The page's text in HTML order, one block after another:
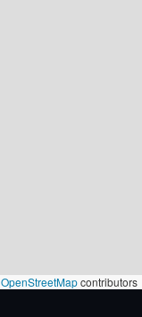
OpenStreetMapcontributors